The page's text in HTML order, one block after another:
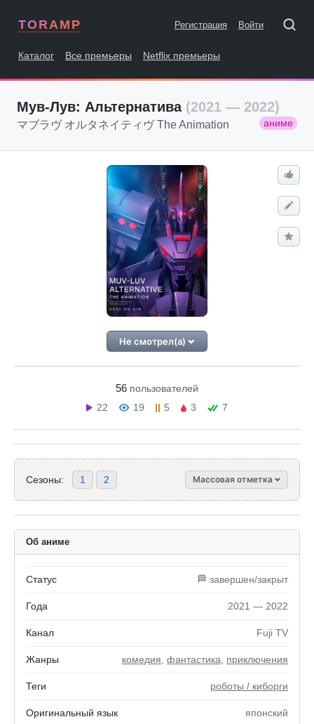
TORAMP Регистрация Войти
Каталог Все премьеры Netflix премьеры
Мув-Лув: Альтернатива (2021 — 2022)
аниме
マブラヴ オルタネイティヴ The Animation
Не смотрел(а)
56 пользователей
22
19 5 3 7
Сезоны: 1 2 Массовая отметка
Об аниме
Статус 🏁 завершен/закрыт
Года 2021 — 2022
Канал Fuji TV
Жанры комедия фантастика приключения
Теги роботы / киборги
Оригинальный язык японский